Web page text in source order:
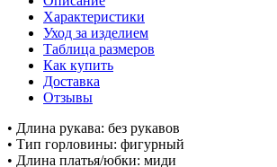
Характеристики
Уход за изделием
Таблица размеров
Как купить
Доставка
Отзывы
• Длина рукава: без рукавов
• Тип горловины: фигурный
• Длина платья/юбки: миди